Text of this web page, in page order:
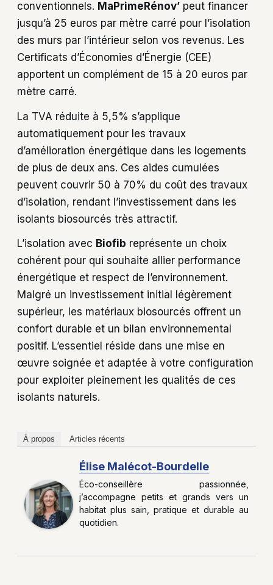
conventionnels. MaPrimeRénov’ peut financer
jusqu’à 25 euros par mètre carré pour l’isolation
des murs par l’intérieur selon vos revenus. Les
Certificats d’Économies d’Énergie (CEE)
apportent un complément de 15 à 20 euros par
mètre carré.
La TVA réduite à 5,5% s’applique
automatiquement pour les travaux
d’amélioration énergétique dans les logements
de plus de deux ans. Ces aides cumulées
peuvent couvrir 50 à 70% du coût des travaux
d’isolation, rendant l’investissement dans les
isolants biosourcés très attractif.
L’isolation avec Biofib représente un choix
cohérent pour qui souhaite allier performance
énergétique et respect de l’environnement.
Malgré un investissement initial légèrement
supérieur, les matériaux biosourcés offrent un
confort durable et un bilan environnemental
positif. L’essentiel réside dans une mise en
œuvre soignée et adaptée à votre configuration
pour exploiter pleinement les qualités de ces
isolants naturels.
À propos Articles récents
Élise Malécot-Bourdelle
Éco-conseillère passionnée,
j’accompagne petits et grands vers un
habitat plus sain, pratique et durable au
quotidien.